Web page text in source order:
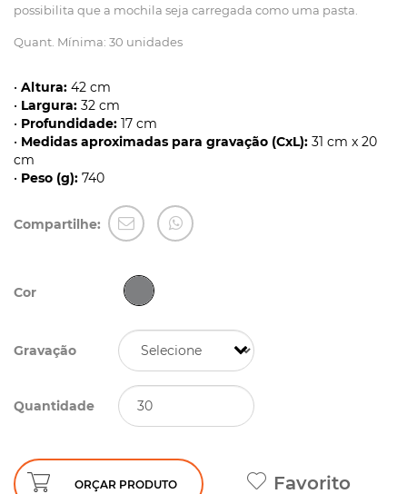
possibilita que a mochila seja carregada como uma pasta.
Quant. Mínima: 30 unidades
• Altura: 42 cm
• Largura: 32 cm
• Profundidade: 17 cm
• Medidas aproximadas para gravação (CxL): 31 cm x 20
cm
• Peso (g): 740
Compartilhe:
Cor
Gravação
Quantidade
ORÇAR PRODUTO Favorito